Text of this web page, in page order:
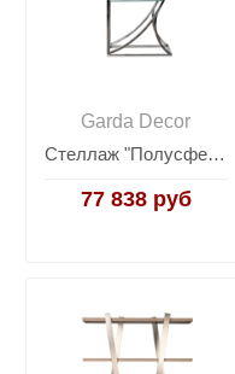
Garda Decor
Стеллаж "Полусфера" прозр.стекло/хром KFG087
77 838 руб